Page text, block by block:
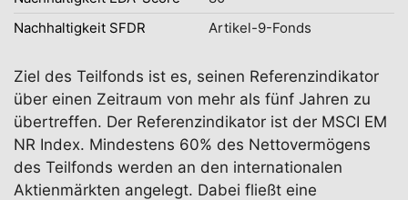
Nachhaltigkeit SFDR
Artikel-9-Fonds
Ziel des Teilfonds ist es, seinen Referenzindikator
über einen Zeitraum von mehr als fünf Jahren zu
übertreffen. Der Referenzindikator ist der MSCI EM
NR Index. Mindestens 60% des Nettovermögens
des Teilfonds werden an den internationalen
Aktienmärkten angelegt. Dabei fließt eine